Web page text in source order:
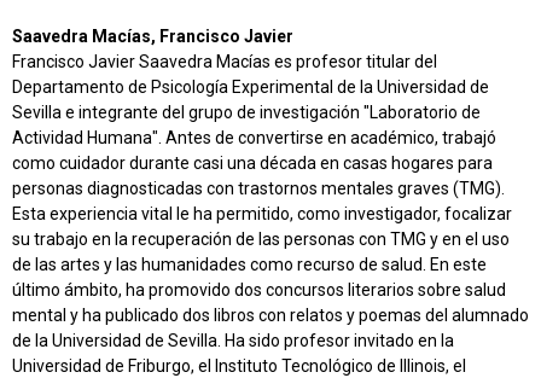
Saavedra Macías, Francisco Javier
Francisco Javier Saavedra Macías es profesor titular del
Departamento de Psicología Experimental de la Universidad de
Sevilla e integrante del grupo de investigación "Laboratorio de
Actividad Humana". Antes de convertirse en académico, trabajó
como cuidador durante casi una década en casas hogares para
personas diagnosticadas con trastornos mentales graves (TMG).
Esta experiencia vital le ha permitido, como investigador, focalizar
su trabajo en la recuperación de las personas con TMG y en el uso
de las artes y las humanidades como recurso de salud. En este
último ámbito, ha promovido dos concursos literarios sobre salud
mental y ha publicado dos libros con relatos y poemas del alumnado
de la Universidad de Sevilla. Ha sido profesor invitado en la
Universidad de Friburgo, el Instituto Tecnológico de Illinois, el